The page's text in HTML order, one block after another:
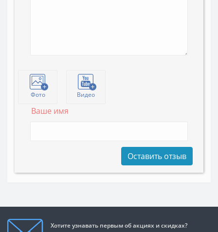
Фото Видео
Ваше имя
Оставить отзыв
Хотите узнавать первым об акциях и скидках?